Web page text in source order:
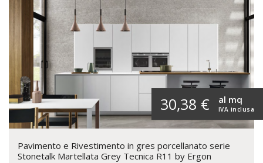
30,38 € IVA inclusa
al mq
Pavimento e Rivestimento in gres porcellanato serie
Stonetalk Martellata Grey Tecnica R11 by Ergon